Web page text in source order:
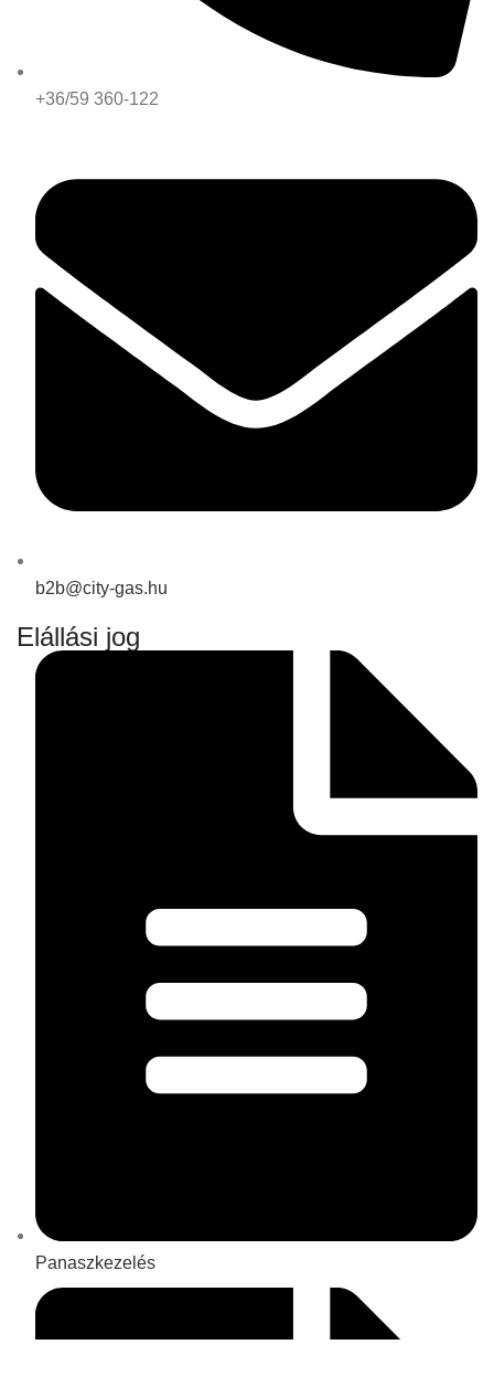
+36/59 360-122
b2b@city-gas.hu
Elállási jog
Panaszkezelés